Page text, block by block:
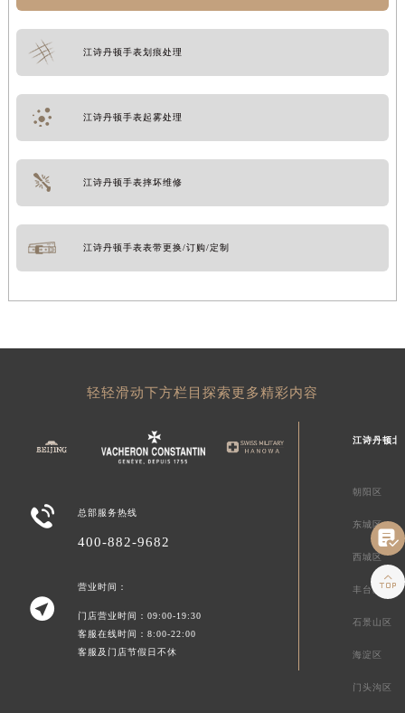
江诗丹顿手表划痕处理
江诗丹顿手表起雾处理
江诗丹顿手表摔坏维修
江诗丹顿手表表带更换/订购/定制
轻轻滑动下方栏目探索更多精彩内容
 总部服务热线
400-882-9682

营业时间：
门店营业时间：09:00-19:30
客服在线时间：8:00-22:00
客服及门店节假日不休
江诗丹顿北
朝阳区
东城区
西城区
丰台区
石景山区
海淀区
门头沟区

